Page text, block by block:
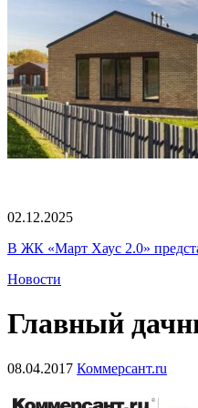
02.12.2025
В ЖК «Март Хаус 2.0»
Новости
Главный
08.04.2017 Коммерсант.ru